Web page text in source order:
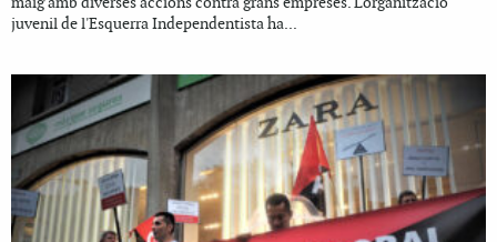
juvenil de l'Esquerra Independentista ha...